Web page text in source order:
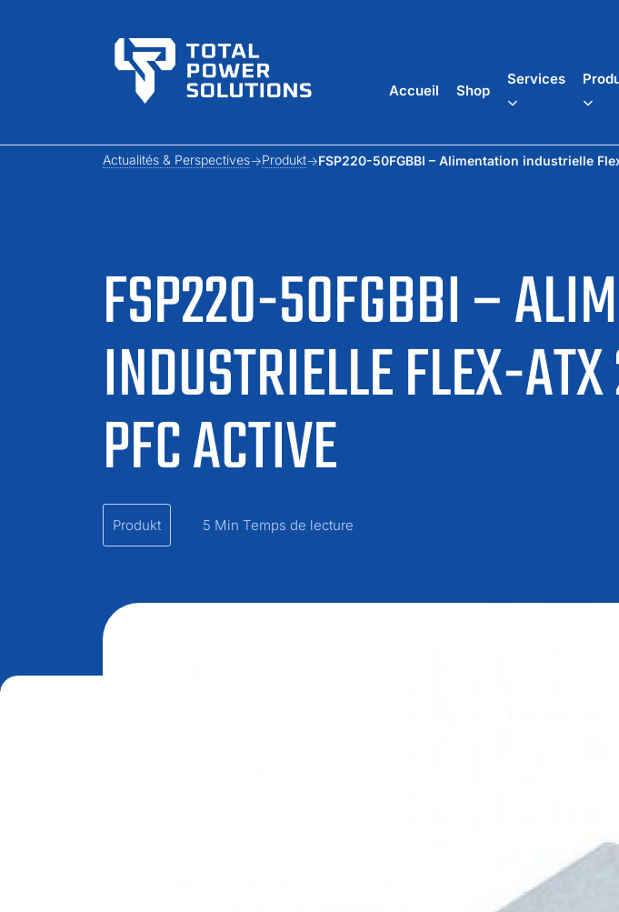
Accueil Shop
Services
FSP220-50FGBBI –
INDUSTRIELLE FLEX-
PFC ACTIVE
Actualités & Perspectives Produkt FSP220-50FGBBI – Alimentation industrielle
Produkt 5 Min Temps de lecture